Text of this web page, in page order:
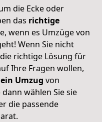
die Ecke oder
das richtige
wenn es Umzüge von
Wenn Sie nicht
richtige Lösung für
Ihre Fragen wollen,
Umzug von
wählen Sie sie
die passende